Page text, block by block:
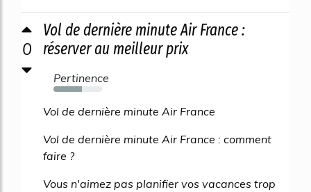
0
Vol de dernière minute Air France :
réserver au meilleur prix
Pertinence
58%
Vol de dernière minute Air France
Vol de dernière minute Air France : comment
faire ?
Vous n'aimez pas planifier vos vacances trop